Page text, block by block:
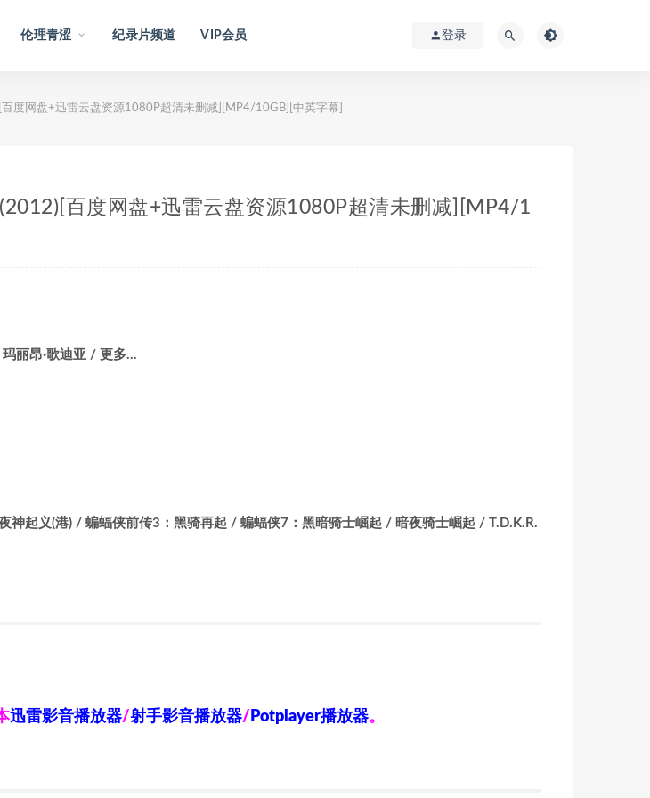
伦理青涩 纪录片频道 VIP会员 登录
度网盘+迅雷云盘资源1080P超清未删减][MP4/10GB][中英字幕]
百度网盘+迅雷云盘资源1080P超清未删减][MP4/1
丽昂·歌迪亚 / 更多…
起义(港) / 蝙蝠侠前传3：黑骑再起 / 蝙蝠侠7：黑暗骑士崛起 / 暗夜骑士崛起 / T.D.K.R.
迅雷影音播放器/射手影音播放器/ Potplayer播放器。